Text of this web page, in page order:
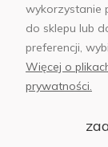
AB Foto
wykorzystanie
do sklepu lub
preferencji,
Więcej o
prywatności.